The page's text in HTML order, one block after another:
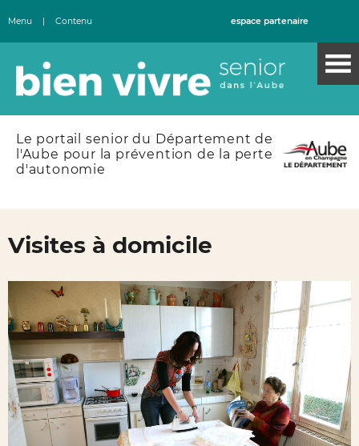
Menu | Contenu espace partenaire
Le portail senior du Département de
l'Aube pour la prévention de la perte
d'autonomie
Visites à domicile